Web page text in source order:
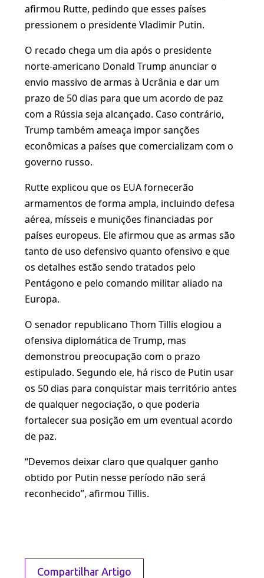
afirmou Rutte, pedindo que esses países
pressionem o presidente Vladimir Putin.
O recado chega um dia após o presidente
norte-americano Donald Trump anunciar o
envio massivo de armas à Ucrânia e dar um
prazo de 50 dias para que um acordo de paz
com a Rússia seja alcançado. Caso contrário,
Trump também ameaça impor sanções
econômicas a países que comercializam com o
governo russo.
Rutte explicou que os EUA fornecerão
armamentos de forma ampla, incluindo defesa
aérea, mísseis e munições financiadas por
países europeus. Ele afirmou que as armas são
tanto de uso defensivo quanto ofensivo e que
os detalhes estão sendo tratados pelo
Pentágono e pelo comando militar aliado na
Europa.
O senador republicano Thom Tillis elogiou a
ofensiva diplomática de Trump, mas
demonstrou preocupação com o prazo
estipulado. Segundo ele, há risco de Putin usar
os 50 dias para conquistar mais território antes
de qualquer negociação, o que poderia
fortalecer sua posição em um eventual acordo
de paz.
“Devemos deixar claro que qualquer ganho
obtido por Putin nesse período não será
reconhecido”, afirmou Tillis.
Compartilhar Artigo